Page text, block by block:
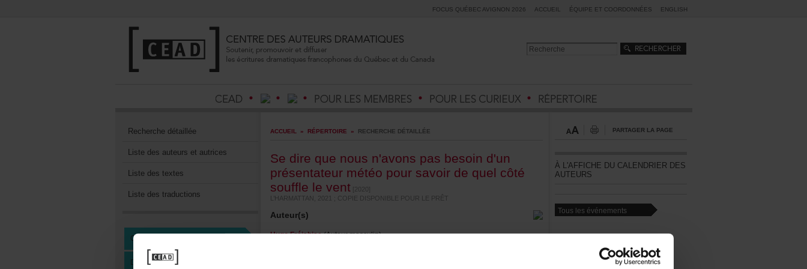
FOCUSQUÉBECAVIGNON2026 ACCUEIL ÉQUIPEETCOORDONNÉES ENGLISH
Recherchedétaillée
Listedesauteursetautrices
Listedestextes
Listedestraductions
CENTREDEDOCUMENTATION
DEVENIRMEMBREDUCEAD
ACCUEIL » RÉPERTOIRE » RECHERCHEDÉTAILLÉE
Sedirequenousn'avonspasbesoind'un
présentateurmétéopoursavoirdequelcôté
soufflelevent[2020]
L’HARMATTAN,2021;COPIEDISPONIBLEPOURLEPRÊT
Auteur(s)
HugoFréjabise(Auteurmasculin)
PARTAGERLAPAGE
ÀL'AFFICHEDUCALENDRIERDES
AUTEURS
Touslesévénements